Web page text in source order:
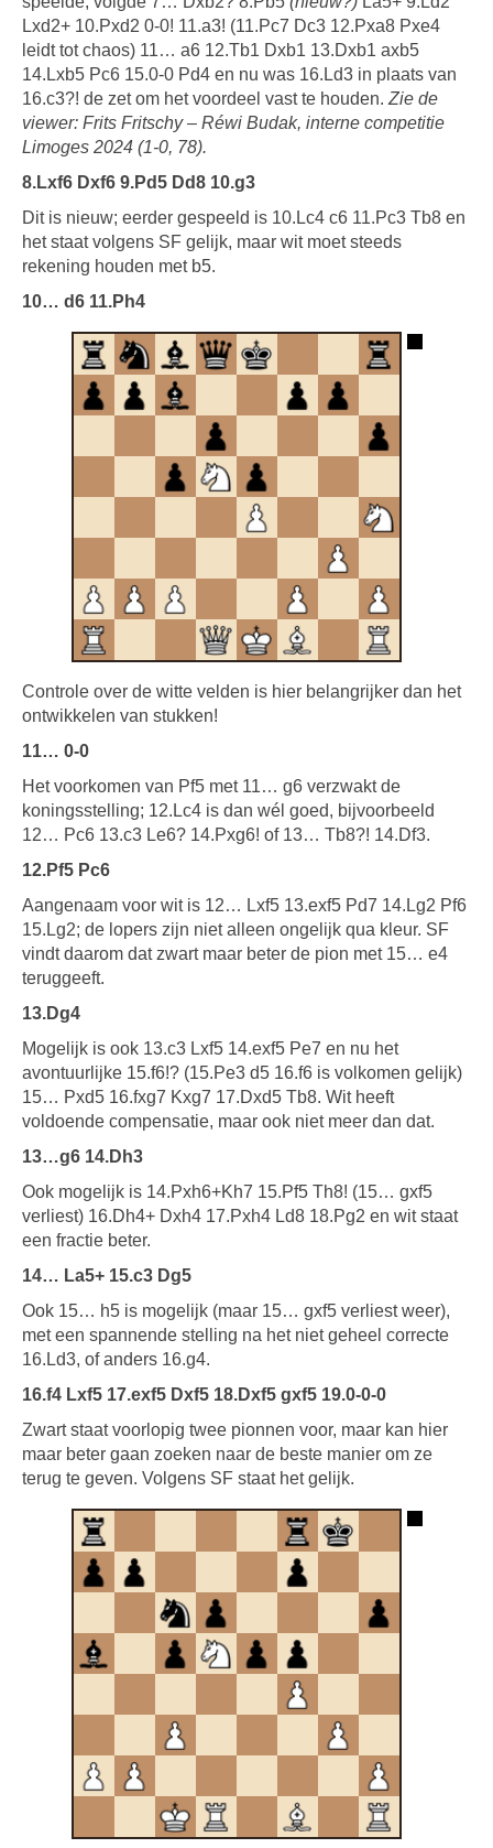
Lxd2+ 10.Pxd2 0-0! 11.a3! (11.Pc7 Dc3 12.Pxa8 Pxe4
leidt tot chaos) 11… a6 12.Tb1 Dxb1 13.Dxb1 axb5
14.Lxb5 Pc6 15.0-0 Pd4 en nu was 16.Ld3 in plaats van
16.c3?! de zet om het voordeel vast te houden. Zie de
viewer: Frits Fritschy – Réwi Budak, interne competitie
Limoges 2024 (1-0, 78).
8.Lxf6 Dxf6 9.Pd5 Dd8 10.g3
Dit is nieuw; eerder gespeeld is 10.Lc4 c6 11.Pc3 Tb8 en
het staat volgens SF gelijk, maar wit moet steeds
rekening houden met b5.
10… d6 11.Ph4
Controle over de witte velden is hier belangrijker dan het
ontwikkelen van stukken!
11… 0-0
Het voorkomen van Pf5 met 11… g6 verzwakt de
koningsstelling; 12.Lc4 is dan wél goed, bijvoorbeeld
12… Pc6 13.c3 Le6? 14.Pxg6! of 13… Tb8?! 14.Df3.
12.Pf5 Pc6
Aangenaam voor wit is 12… Lxf5 13.exf5 Pd7 14.Lg2 Pf6
15.Lg2; de lopers zijn niet alleen ongelijk qua kleur. SF
vindt daarom dat zwart maar beter de pion met 15… e4
teruggeeft.
13.Dg4
Mogelijk is ook 13.c3 Lxf5 14.exf5 Pe7 en nu het
avontuurlijke 15.f6!? (15.Pe3 d5 16.f6 is volkomen gelijk)
15… Pxd5 16.fxg7 Kxg7 17.Dxd5 Tb8. Wit heeft
voldoende compensatie, maar ook niet meer dan dat.
13…g6 14.Dh3
Ook mogelijk is 14.Pxh6+Kh7 15.Pf5 Th8! (15… gxf5
verliest) 16.Dh4+ Dxh4 17.Pxh4 Ld8 18.Pg2 en wit staat
een fractie beter.
14… La5+ 15.c3 Dg5
Ook 15… h5 is mogelijk (maar 15… gxf5 verliest weer),
met een spannende stelling na het niet geheel correcte
16.Ld3, of anders 16.g4.
16.f4 Lxf5 17.exf5 Dxf5 18.Dxf5 gxf5 19.0-0-0
Zwart staat voorlopig twee pionnen voor, maar kan hier
maar beter gaan zoeken naar de beste manier om ze
terug te geven. Volgens SF staat het gelijk.